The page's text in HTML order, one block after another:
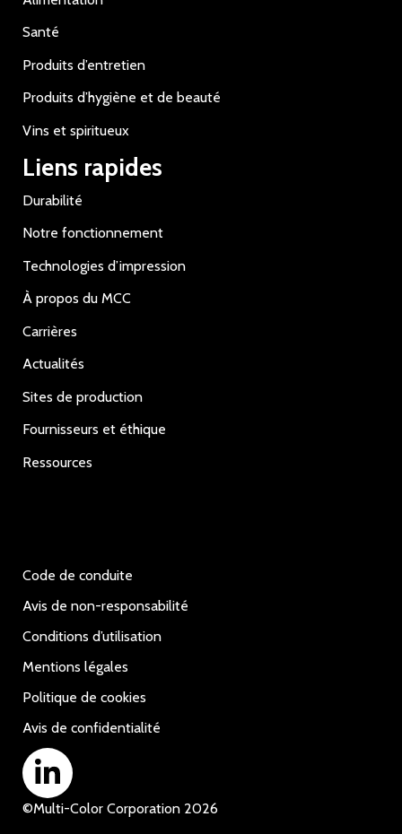
Santé
Produits d’entretien
Produits d’hygiène et de beauté
Vins et spiritueux
Liens rapides
Durabilité
Notre fonctionnement
Technologies d’impression
À propos du MCC
Carrières
Actualités
Sites de production
Fournisseurs et éthique
Ressources
©Multi-Color Corporation 2026
Code de conduite
Avis de non-responsabilité
Conditions d’utilisation
Mentions légales
Politique de cookies
Avis de confidentialité